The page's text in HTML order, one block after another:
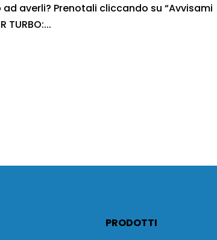
averli? Prenotali cliccando su “Avvisami
PRODOTTI